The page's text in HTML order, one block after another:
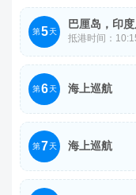
游轮早餐后集合下船
上 99 米高塔楼，俯
纪念碑】独立纪念
加诺乘坐过的轿车
要介绍了泗水战役的
第5天
巴厘岛，印
抵港时间：
游轮午餐后集合下船
一条狭长的悬崖公
旅游地标【情人崖
瞰着印度洋。由于
的壮丽海景。【神
的亚洲第一，世界第
第6天 海上巡航
今日海上巡航，尽情
第7天 海上巡航
今日海上巡航，尽情